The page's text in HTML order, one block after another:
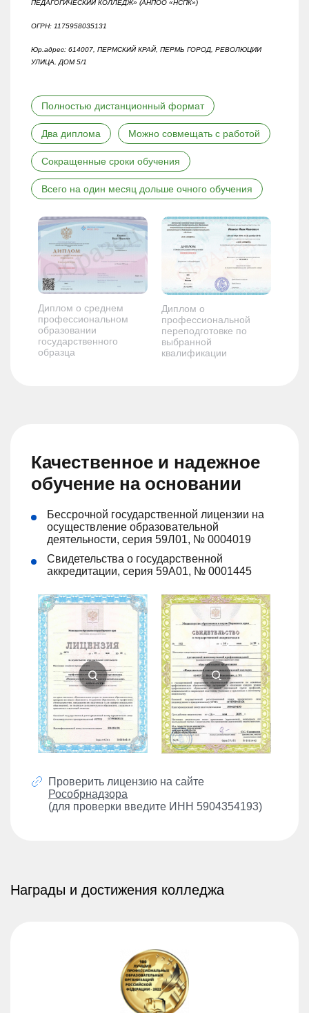
Полностью дистанционный формат
Два диплома Можно совмещать с работой
Сокращенные сроки обучения
Всего на один месяц дольше очного обучения
ПЕДАГОГИЧЕСКИЙ КОЛЛЕДЖ» (АНПОО «НСПК»)
ОГРН: 1175958035131
Юр.адрес: 614007, ПЕРМСКИЙ КРАЙ, ПЕРМЬ ГОРОД, РЕВОЛЮЦИИ
УЛИЦА, ДОМ 5/1
Диплом о среднем
профессиональном
образовании
государственного
образца
Диплом о
профессиональной
переподготовке по
выбранной
квалификации
Качественное и надежное
обучение на основании
Бессрочной государственной лицензии на
осуществление образовательной
деятельности, серия 59Л01, № 0004019
Свидетельства о государственной
аккредитации, серия 59А01, № 0001445
Проверить лицензию на сайте
Рособрнадзора
(для проверки введите ИНН 5904354193)
Награды и достижения колледжа